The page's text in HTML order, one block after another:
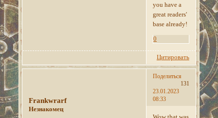
you have a
great readers'
base already!
0
Цитировать
Поделиться
131
23.01.2023
08:33
Frankwrarf
Незнакомец